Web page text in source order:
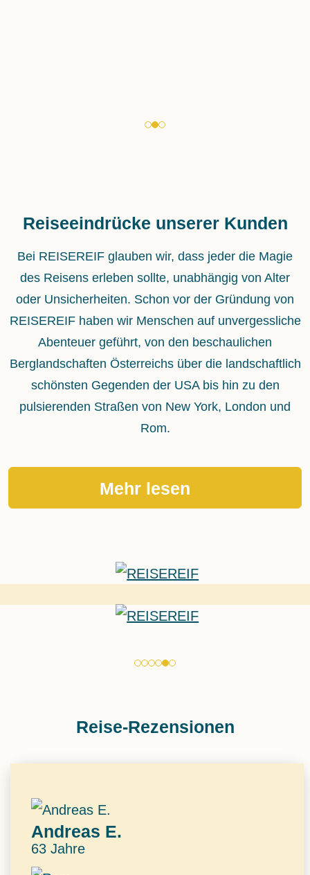
Reiseeindrücke unserer Kunden
Bei REISEREIF glauben wir, dass jeder die Magie
des Reisens erleben sollte, unabhängig von Alter
oder Unsicherheiten. Schon vor der Gründung von
REISEREIF haben wir Menschen auf unvergessliche
Abenteuer geführt, von den beschaulichen
Berglandschaften Österreichs über die landschaftlich
schönsten Gegenden der USA bis hin zu den
pulsierenden Straßen von New York, London und
Rom.
Mehr lesen
Reise-Rezensionen
Andreas E.
63 Jahre